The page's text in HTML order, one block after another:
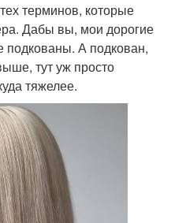
терминов, которые
Дабы вы, мои дорогие
подкованы. А подкован,
тут уж просто
тяжелее.